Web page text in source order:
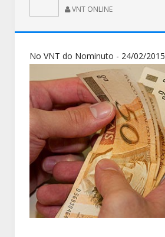
VNT ONLINE
No VNT do Nominuto - 24/02/2015